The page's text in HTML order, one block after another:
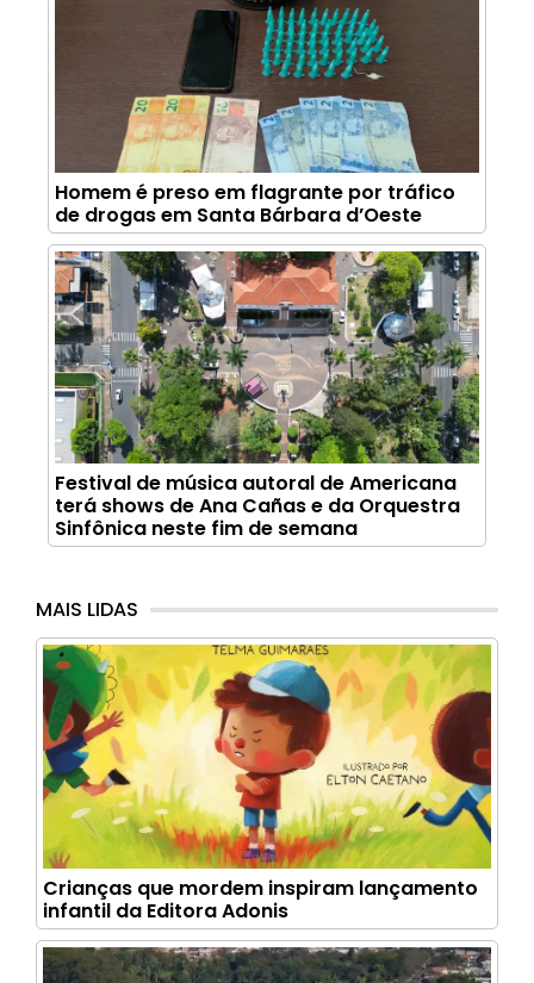
Homem é preso em flagrante por tráfico
de drogas em Santa Bárbara d’Oeste
Festival de música autoral de Americana
terá shows de Ana Cañas e da Orquestra
Sinfônica neste fim de semana
MAIS LIDAS
Crianças que mordem inspiram lançamento
infantil da Editora Adonis